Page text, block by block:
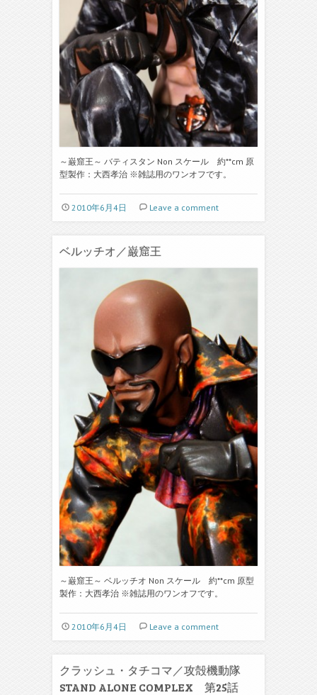
～巌窟王～ バティスタン Non スケール 約**cm 原
型製作：大西孝治 ※雑誌用のワンオフです。
2010年6月4日 Leave a comment
ベルッチオ／巌窟王
～巌窟王～ ベルッチオ Non スケール 約**cm 原型
製作：大西孝治 ※雑誌用のワンオフです。
2010年6月4日 Leave a comment
クラッシュ・タチコマ／攻殻機動隊
STAND ALONE COMPLEX 第25話